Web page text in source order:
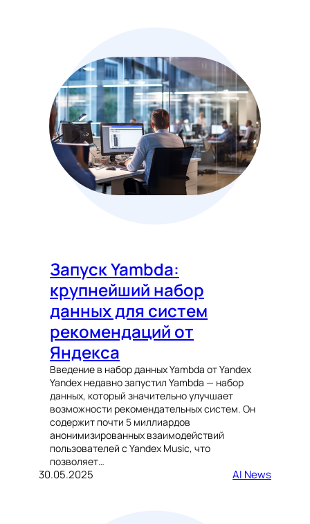
Запуск Yambda:
крупнейший набор
данных для систем
рекомендаций от
Яндекса
Введение в набор данных Yambda от Yandex
Yandex недавно запустил Yambda — набор
данных, который значительно улучшает
возможности рекомендательных систем. Он
содержит почти 5 миллиардов
анонимизированных взаимодействий
пользователей с Yandex Music, что
позволяет…
30.05.2025 AI News